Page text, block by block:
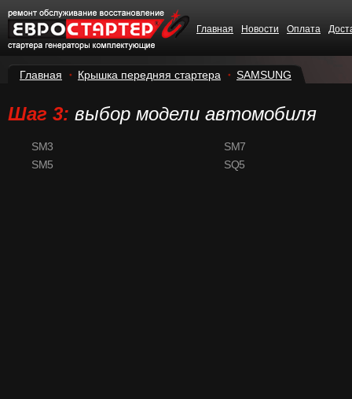
Главная Новости Оплата
Главная Крышка передняя стартера SAMSUNG
Шаг 3: выбор модели автомобиля
SM3
SM5
SM7
SQ5